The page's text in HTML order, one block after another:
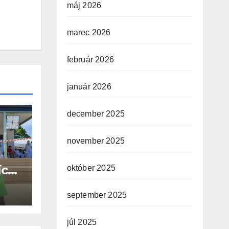
máj 2026
marec 2026
február 2026
január 2026
december 2025
november 2025
október 2025
september 2025
júl 2025